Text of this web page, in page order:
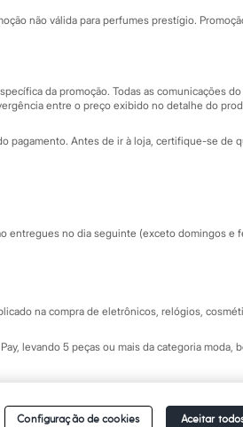
Fale
Central
não válida para perfumes prestígio.
da promoção. Todas as comunicações
entre o preço exibido no detalhe do
pagamento. Antes de ir à loja, certifique-se
entregues no dia seguinte (exceto domingos e
na compra de eletrônicos, relógios,
levando 5 peças ou mais da categoria moda,
Configuração de cookies Aceitar